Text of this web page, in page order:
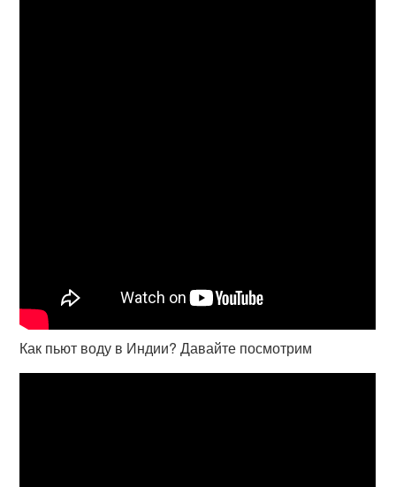
Как пьют воду в Индии? Давайте посмотрим